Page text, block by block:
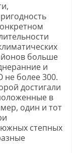
больше
и
более 300.
достигали
в
один и тот
степных